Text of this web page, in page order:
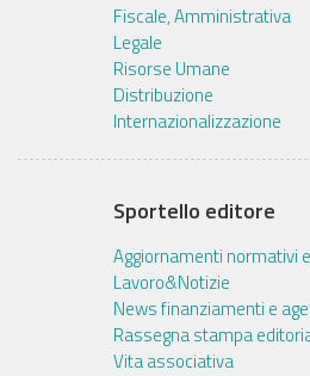
Fiscale, Amministrativa
Legale
Risorse Umane
Distribuzione
Internazionalizzazione
Sportello editore
Aggiornamenti normativi
Lavoro&Notizie
News finanziamenti e
Rassegna stampa
Vita associativa